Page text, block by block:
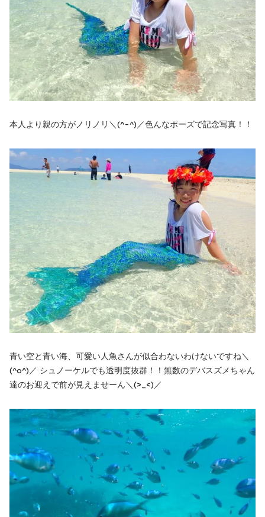
本人より親の方がノリノリ＼(^-^)／色んなポーズで記念写真！！
青い空と青い海、可愛い人魚さんが似合わないわけないですね＼
(^o^)／ シュノーケルでも透明度抜群！！無数のデバスズメちゃん
達のお迎えで前が見えませーん＼(>_<)／